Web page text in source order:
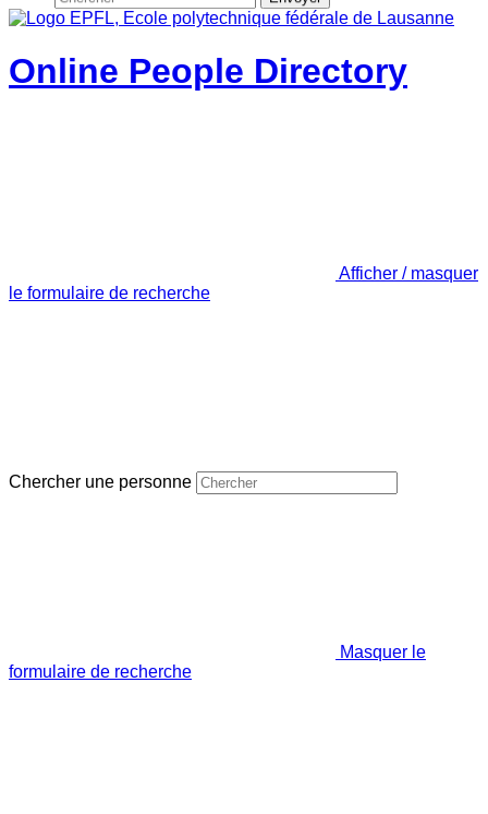
Online People Directory
Afficher / masquer
le formulaire de recherche
Chercher une personne
Masquer le
formulaire de recherche